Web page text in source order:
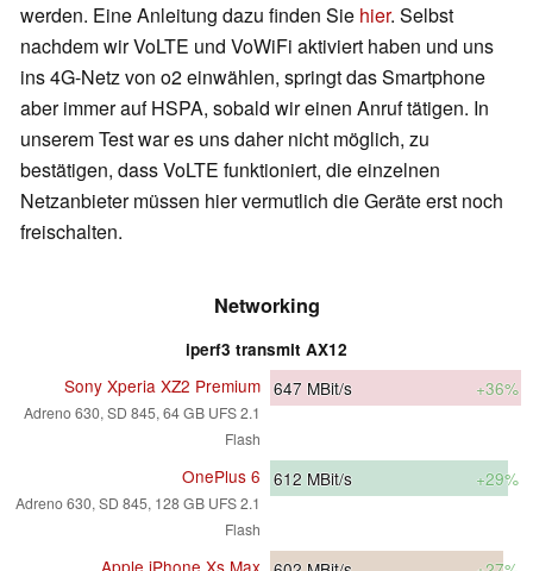
werden. Eine Anleitung dazu finden Sie hier. Selbst
nachdem wir VoLTE und VoWiFi aktiviert haben und uns
ins 4G-Netz von o2 einwählen, springt das Smartphone
aber immer auf HSPA, sobald wir einen Anruf tätigen. In
unserem Test war es uns daher nicht möglich, zu
bestätigen, dass VoLTE funktioniert, die einzelnen
Netzanbieter müssen hier vermutlich die Geräte erst noch
freischalten.
Networking
iperf3 transmit AX12
Sony Xperia XZ2 Premium
Adreno 630, SD 845, 64 GB UFS 2.1
Flash
647 MBit/s +36%
OnePlus 6
Adreno 630, SD 845, 128 GB UFS 2.1
Flash
612 MBit/s +29%